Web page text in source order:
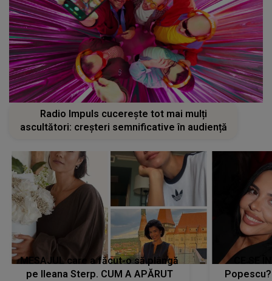
Radio Impuls cucerește tot mai mulți
ascultători: creșteri semnificative în audiență
MESAJUL care a făcut-o să plângă
pe Ileana Sterp. CUM A APĂRUT